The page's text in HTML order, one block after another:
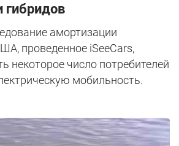
амортизации
проведенное iSeeCars,
некоторое число потребителей
мобильность.